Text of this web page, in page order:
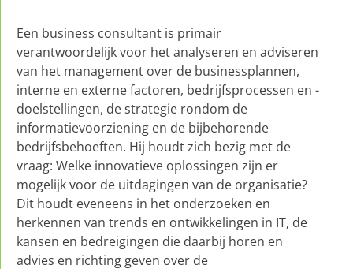
Een business consultant is primair
verantwoordelijk voor het analyseren en adviseren
van het management over de businessplannen,
interne en externe factoren, bedrijfsprocessen en -
doelstellingen, de strategie rondom de
informatievoorziening en de bijbehorende
bedrijfsbehoeften. Hij houdt zich bezig met de
vraag: Welke innovatieve oplossingen zijn er
mogelijk voor de uitdagingen van de organisatie?
Dit houdt eveneens in het onderzoeken en
herkennen van trends en ontwikkelingen in IT, de
kansen en bedreigingen die daarbij horen en
advies en richting geven over de